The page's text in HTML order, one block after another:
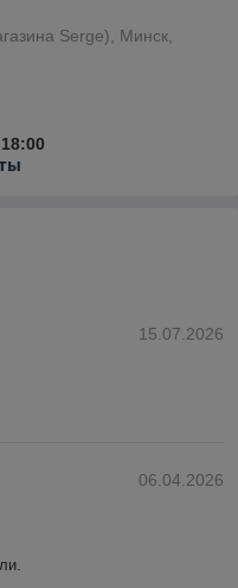
Serge), Минск,
15.07.2026
06.04.2026